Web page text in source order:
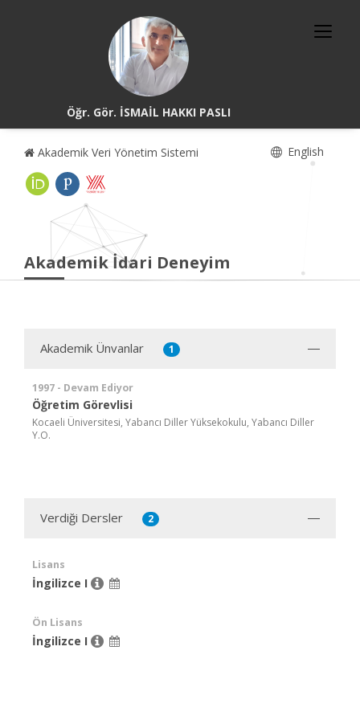
Öğr. Gör. İSMAİL HAKKI PASLI
Akademik Veri Yönetim Sistemi English
Akademik İdari Deneyim
Akademik Ünvanlar 1
1997 - Devam Ediyor
Öğretim Görevlisi
Kocaeli Üniversitesi, Yabancı Diller Yüksekokulu, Yabancı Diller
Y.O.
Verdiği Dersler 2
Lisans
İngilizce I
Ön Lisans
İngilizce I